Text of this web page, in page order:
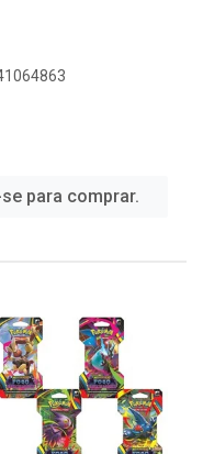
para comprar.